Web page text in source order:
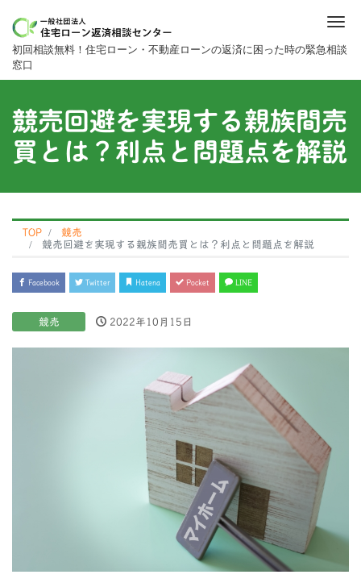
初回相談無料！住宅ローン・不動産ローンの返済に困った時の緊急相談
窓口
競売回避を実現する親族間売
買とは？利点と問題点を解説
TOP
競売
競売回避を実現する親族間売買とは？利点と問題点を解説
Facebook Twitter Hatena Pocket LINE
競売 2022年10月15日